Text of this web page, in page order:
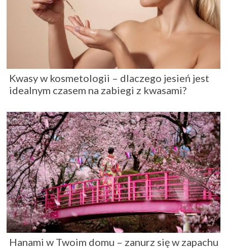
Kwasy w kosmetologii – dlaczego jesień jest
idealnym czasem na zabiegi z kwasami?
Hanami w Twoim domu – zanurz się w zapachu